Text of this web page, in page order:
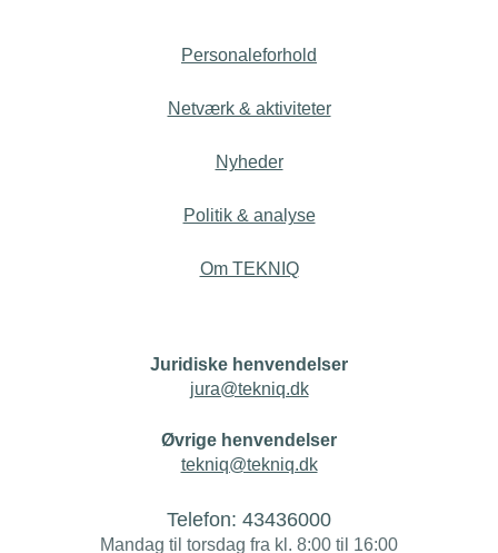
Personaleforhold
Netværk & aktiviteter
Nyheder
Politik & analyse
Om TEKNIQ
Juridiske henvendelser
jura@tekniq.dk
Øvrige henvendelser
tekniq@tekniq.dk
Telefon: 43436000
Mandag til torsdag fra kl. 8:00 til 16:00